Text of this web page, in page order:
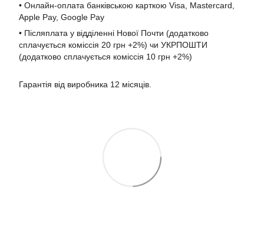
• Онлайн-оплата банківською карткою Visa, Mastercard,
Apple Pay, Google Pay
• Післяплата у відділенні Нової Почти (додатково
сплачується коміссія 20 грн +2%) чи УКРПОШТИ
(додатково сплачується коміссія 10 грн +2%)
Гарантія від виробника 12 місяців.